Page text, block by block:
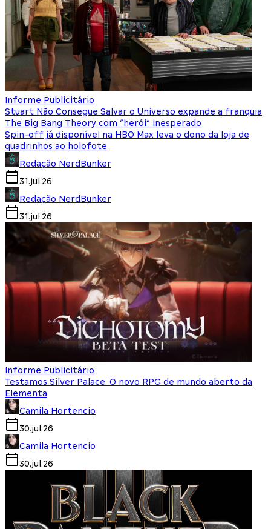
Informe Publicitário
Stuart Não Consegue Salvar o Universo expande a franquia
The Big Bang Theory com “herói” inesperado
Spin-off já disponível na HBO Max leva o dono da loja de
quadrinhos ao holofote
Redação NerdBunker
31.jul.26
Redação NerdBunker
31.jul.26
Informe Publicitário
Testamos Silver Palace: O novo RPG de mundo aberto da
Elementa
Camila Hortencio
30.jul.26
Camila Hortencio
30.jul.26